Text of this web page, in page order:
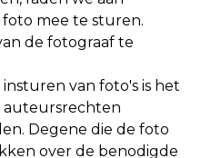
mee te sturen.
de fotograaf te
insturen van foto's is het
auteursrechten
Degene die de foto
over de benodigde